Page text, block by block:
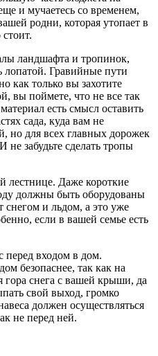
и мучаетесь со временем,
родни, которая утопает в
ландшафта и тропинок,
лопатой. Гравийные пути
как только вы захотите
вы поймете, что не все так
есть смысл оставить
сада, куда вам не
но для всех главных дорожек
забудьте сделать тропы
лестнице. Даже короткие
должны быть оборудованы
и льдом, а это уже
если в вашей семье есть
перед входом в дом.
безопаснее, так как на
гора снега с вашей крыши, да
свой выход, громко
должен осуществляться
не перед ней.